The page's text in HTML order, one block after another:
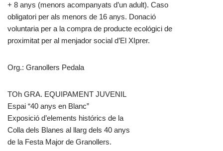
+ 8 anys (menors acompanyats d’un adult). Caso
obligatori per als menors de 16 anys. Donació
voluntaria per a la compra de producte ecológici de
proximitat per al menjador social d’El XIprer.
Org.: Granollers Pedala
TOh GRA. EQUIPAMENT JUVENIL
Espai “40 anys en Blanc”
Exposició d’elements histórics de la
Colla dels Blanes al llarg dels 40 anys
de la Festa Major de Granollers.